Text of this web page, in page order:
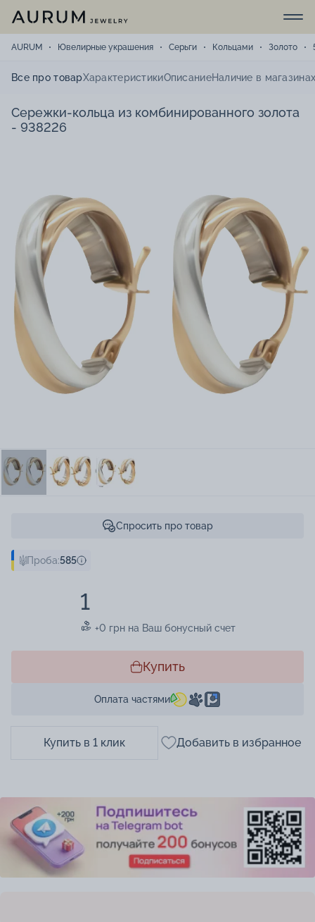
AURUM Ювелирные украшения Серьги Кольцами Золото
Все про товарХарактеристикиОписаниеНаличие в
Сережки-кольца из комбинированного золота
- 938226
Спросить про товар
Проба:585
1
+0 грн на Ваш бонусный счет
Купить
Оплата частями
Купить в 1 клик Добавить в избранное